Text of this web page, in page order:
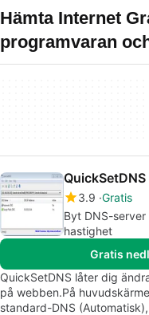
Hämta Internet
programvaran
QuickSetDNS
3.9 Gratis
Byt DNS-
hastighet
Gratis
QuickSetDNS låter dig
på webben.På
standard-DNS